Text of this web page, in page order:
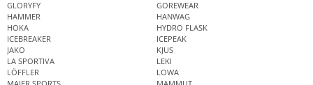
GLORYFY
GOREWEAR
HAMMER
HANWAG
HOKA
HYDRO FLASK
ICEBREAKER
ICEPEAK
JAKO
KJUS
LA SPORTIVA
LEKI
LÖFFLER
LOWA